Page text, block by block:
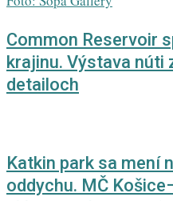
Common Reservoir
krajinu. Výstava núti
detailoch
Katkin park sa mení
oddychu. MČ